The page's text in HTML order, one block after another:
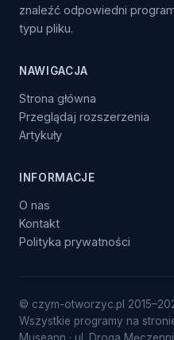
znaleźć odpowiedni
typu pliku.
NAWIGACJA
Strona główna
Przeglądaj rozszerzenia
Artykuły
INFORMACJE
O nas
Kontakt
Polityka prywatności
© czym-otworzyc.pl
Wszystkie programy na